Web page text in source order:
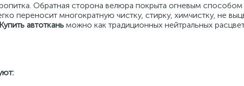
Обратная сторона велюра покрыта огневым способом
переносит многократную чистку, стирку, химчистку, не
Купить автоткань можно как традиционных нейтральных